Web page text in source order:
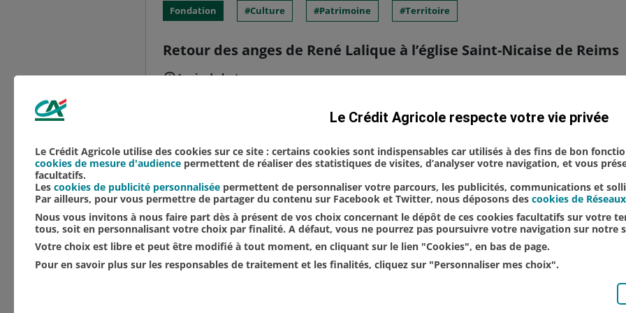
Fondation Culture Patrimoine Territoire
Retour des anges de René Lalique à l’église Saint-Nicaise de Reims
1 min de lecture
Crédit Agricole du Nord Est était convié à la soirée événement
Le Crédit Agricole respecte votre vie privée
Le Crédit Agricole utilise des cookies sur ce site : certains cookies sont indispensables car utilisés à des fins de bon
cookies de mesure d'audience permettent de réaliser des statistiques de visites, d’analyser votre navigation, et vous
facultatifs.
Les cookies de publicité personnalisée permettent de personnaliser votre parcours, les publicités, communications et
Par ailleurs, pour vous permettre de partager du contenu sur Facebook et Twitter, nous déposons des cookies de
Nous vous invitons à nous faire part dès à présent de vos choix concernant le dépôt de ces cookies facultatifs sur votre
tous, soit en personnalisant votre choix par finalité. A défaut, vous ne pourrez pas poursuivre votre navigation sur notre
Votre choix est libre et peut être modifié à tout moment, en cliquant sur le lien "Cookies", en bas de page.
Pour en savoir plus sur les responsables de traitement et les finalités, cliquez sur "Personnaliser mes choix".